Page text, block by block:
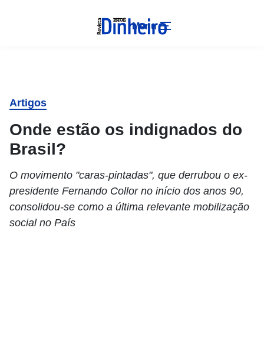
Menu
Artigos
Onde estão os indignados do
Brasil?
O movimento "caras-pintadas", que derrubou o ex-
presidente Fernando Collor no início dos anos 90,
consolidou-se como a última relevante mobilização
social no País